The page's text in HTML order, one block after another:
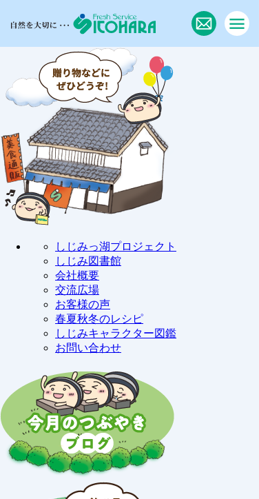
しじみっ湖プロジェクト
しじみ図書館
会社概要
交流広場
お客様の声
春夏秋冬のレシピ
しじみキャラクター図鑑
お問い合わせ